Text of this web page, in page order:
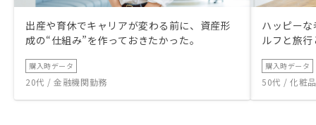
出産や育休でキャリアが変わる前に、資産形
成の“仕組み”を作っておきたかった。
購入時データ
20代 / 金融機関勤務
ハッピー
ルフと旅
購入時データ
50代 / 化粧